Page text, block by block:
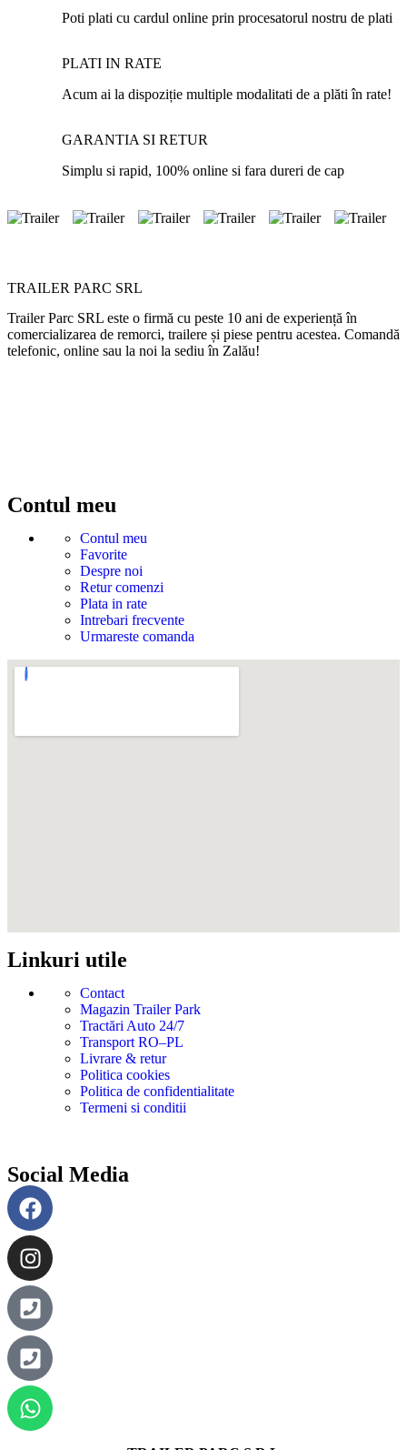
Poti plati cu cardul online prin procesatorul nostru de plati
PLATI IN RATE
Acum ai la dispoziție multiple modalitati de a plăti în rate!
GARANTIA SI RETUR
Simplu si rapid, 100% online si fara dureri de cap
TRAILER PARC SRL
Trailer Parc SRL este o firmă cu peste 10 ani de experiență în
comercializarea de remorci, trailere și piese pentru acestea. Comandă
telefonic, online sau la noi la sediu în Zalău!
Contul meu
Contul meu
Favorite
Despre noi
Retur comenzi
Plata in rate
Intrebari frecvente
Urmareste comanda
Linkuri utile
Contact
Magazin Trailer Park
Tractări Auto 24/7
Transport RO–PL
Livrare & retur
Politica cookies
Politica de confidentialitate
Termeni si conditii
Social Media